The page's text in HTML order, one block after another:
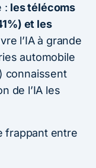
: les télécoms
et les
l’IA à grande
automobile
connaissent
de l’IA les
frappant entre